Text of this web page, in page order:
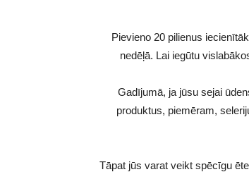
Pievieno 20 pilienus
nedēļā. Lai iegūtu
Gadījumā, ja jūsu sejai
produktus, piemēram,
Tāpat jūs varat veikt spēcīgu